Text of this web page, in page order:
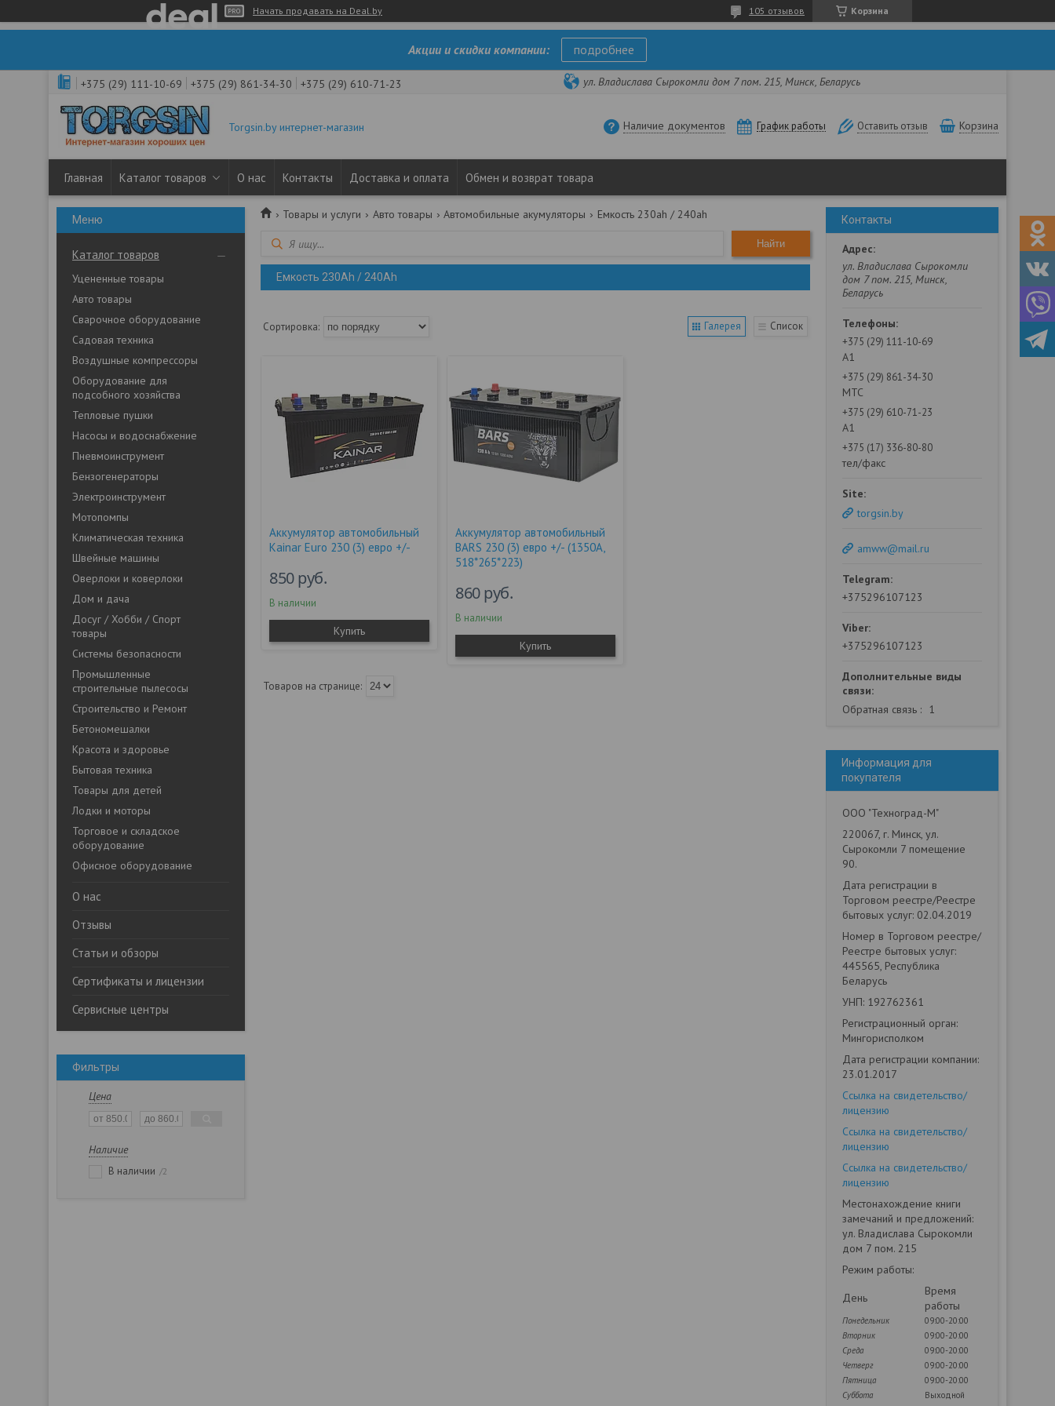
Начать продавать на Deal.by Корзина
105 отзывов
Акции и скидки компании: подробнее
+375 (29) 111-10-69 +375 (29) 861-34-30 +375 (29) 610-71-23 ул. Владислава Сырокомли дом 7 пом. 215, Минск, Беларусь
Torgsin.by интернет-магазин Наличие документов График работы Оставить отзыв Корзина
Главная Каталог товаров О нас Контакты Доставка и оплата Обмен и возврат товара
Каталог товаров
Уцененные товары
Авто товары
Сварочное оборудование
Садовая техника
Воздушные компрессоры
Оборудование для
подсобного хозяйства
Тепловые пушки
Насосы и водоснабжение
Пневмоинструмент
Бензогенераторы
Электроинструмент
Мотопомпы
Климатическая техника
Швейные машины
Оверлоки и коверлоки
Дом и дача
Досуг / Хобби / Спорт
товары
Системы безопасности
Промышленные
строительные пылесосы
Строительство и Ремонт
Бетономешалки
Красота и здоровье
Бытовая техника
Товары для детей
Лодки и моторы
Торговое и складское
оборудование
Офисное оборудование
О нас
Отзывы
Статьи и обзоры
Сертификаты и лицензии
Сервисные центры
Фильтры
Цена
Наличие
В наличии 2
Товары и услуги Авто товары Автомобильные акумуляторы Емкость 230ah / 240ah
Найти
Емкость 230Ah / 240Ah
Галерея Список
Аккумулятор автомобильный
Kainar Euro 230 (3) евро +/-
850руб.
В наличии
Купить
Аккумулятор автомобильный
BARS 230 (3) евро +/- (1350A,
518*265*223)
860руб.
В наличии
Купить
Контакты
ул. Владислава Сырокомли
дом 7 пом. 215, Минск,
Беларусь
+375 (29) 111-10-69
А1
+375 (29) 861-34-30
МТС
+375 (29) 610-71-23
А1
+375 (17) 336-80-80
тел/факс
torgsin.by
amww@mail.ru
+375296107123
+375296107123
Обратная связь 1
Информация для
покупателя
ООО "Техноград-М"
220067, г. Минск, ул.
Сырокомли 7 помещение
90.
Дата регистрации в
Торговом реестре/Реестре
бытовых услуг: 02.04.2019
Номер в Торговом реестре/
Реестре бытовых услуг:
445565, Республика
Беларусь
УНП: 192762361
Регистрационный орган:
Мингорисполком
Дата регистрации компании:
23.01.2017
Ссылка на свидетельство/
лицензию
Ссылка на свидетельство/
лицензию
Ссылка на свидетельство/
лицензию
Местонахождение книги
замечаний и предложений:
ул. Владислава Сырокомли
дом 7 пом. 215
Режим работы:
День
Время
работы
Понедельник
09:00-20:00
Вторник
09:00-20:00
Среда
09:00-20:00
Четверг
09:00-20:00
Пятница
09:00-20:00
Суббота
Выходной